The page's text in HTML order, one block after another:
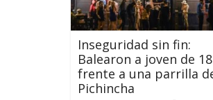
Inseguridad sin fin:
Balearon a joven de
frente a una parrilla
Pichincha